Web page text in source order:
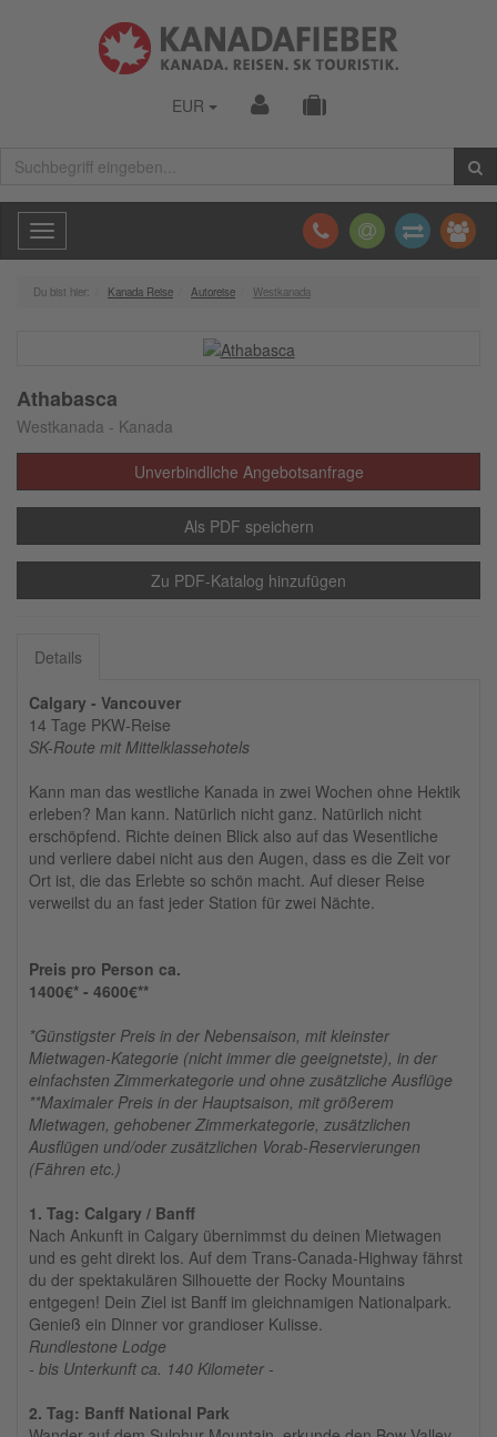
EUR
Toggle
navigation
Du bist hier: Kanada Reise Autoreise Westkanada
Athabasca
Westkanada - Kanada
Unverbindliche Angebotsanfrage
Als PDF speichern
Zu PDF-Katalog hinzufügen
Details
Calgary - Vancouver
14 Tage PKW-Reise
SK-Route mit Mittelklassehotels
Kann man das westliche Kanada in zwei Wochen ohne Hektik
erleben? Man kann. Natürlich nicht ganz. Natürlich nicht
erschöpfend. Richte deinen Blick also auf das Wesentliche
und verliere dabei nicht aus den Augen, dass es die Zeit vor
Ort ist, die das Erlebte so schön macht. Auf dieser Reise
verweilst du an fast jeder Station für zwei Nächte.
Preis pro Person ca.
1400€* - 4600€**
*Günstigster Preis in der Nebensaison, mit kleinster
Mietwagen-Kategorie (nicht immer die geeignetste), in der
einfachsten Zimmerkategorie und ohne zusätzliche Ausflüge
**Maximaler Preis in der Hauptsaison, mit größerem
Mietwagen, gehobener Zimmerkategorie, zusätzlichen
Ausflügen und/oder zusätzlichen Vorab-Reservierungen
(Fähren etc.)
1. Tag: Calgary / Banff
Nach Ankunft in Calgary übernimmst du deinen Mietwagen
und es geht direkt los. Auf dem Trans-Canada-Highway fährst
du der spektakulären Silhouette der Rocky Mountains
entgegen! Dein Ziel ist Banff im gleichnamigen Nationalpark.
Genieß ein Dinner vor grandioser Kulisse.
Rundlestone Lodge
- bis Unterkunft ca. 140 Kilometer -
2. Tag: Banff National Park